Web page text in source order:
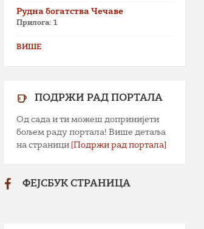
Рудна богатства Чечаве
Прилога: 1
ВИШЕ
ПОДРЖИ РАД ПОРТАЛА
Од сада и ти можеш допринијети
бољем раду портала! Више детаља
на страници [Подржи рад портала]
ФЕЈСБУК СТРАНИЦА